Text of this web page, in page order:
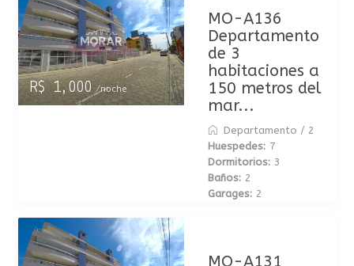
R$ 1,000/noche
MO-A136
Departamento
de 3
habitaciones a
150 metros del
mar...
Departamento / 2
Huespedes: 7
Dormitorios: 3
Baños: 2
Garages: 2
MO-A131